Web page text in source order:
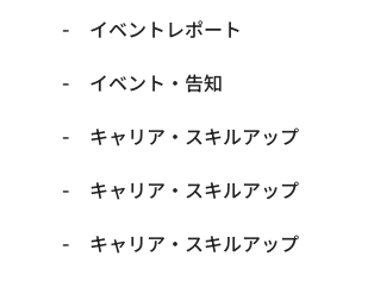
イベントレポート
イベント・告知
キャリア・スキルアップ
キャリア・スキルアップ
キャリア・スキルアップ